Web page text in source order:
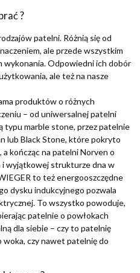
?
patelni. Różnią się od
ale przede wszystkim
wykonania. Odpowiedni ich dobór
ale też na nasze
produktów o różnych
– od uniwersalnej patelni
typu marble stone, przez patelnie
lub Black Stone, które pokryto
kończąc na patelni Norven o
wyjątkowej strukturze dna w
to też energooszczędne
dysku indukcyjnego pozwala
To wszystko powoduje,
patelnie o powłokach
dla siebie – czy to patelnię
czy nawet patelnię do